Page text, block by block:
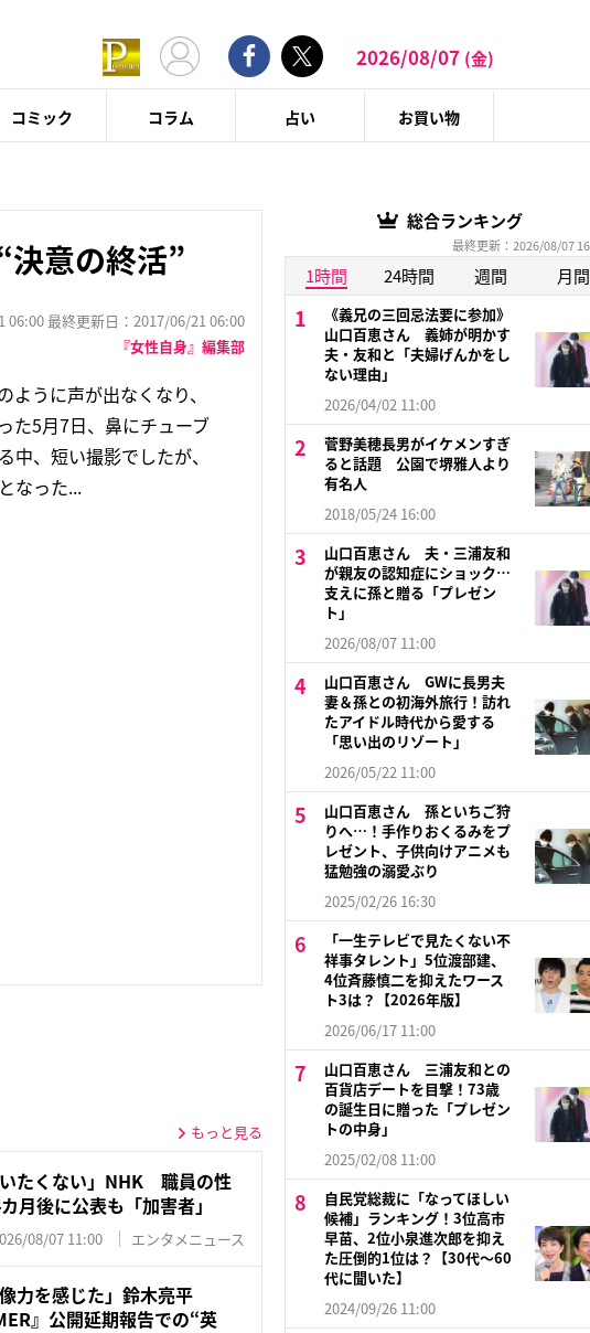
2026/08/07 (金)
コミック コラム 占い お買い物
意の終活”
06:00 最終更新日：2017/06/21 06:00
『女性自身』編集部
うに声が出なくなり、
た5月7日、鼻にチューブ
、短い撮影でしたが、
なった...
もっと見る
いたくない」NHK 職員の性
月後に公表も「加害者」
08/07 11:00 エンタメニュース
像力を感じた」鈴木亮平
』公開延期報告での“英
総合ランキング
最終更新：2026/08/07
1時間 24時間 週間 月間
《義兄の三回忌法要に参加》
山口百恵さん 義姉が明かす
夫・友和と「夫婦げんかをし
ない理由」
2026/04/02 11:00
菅野美穂長男がイケメンすぎ
ると話題 公園で堺雅人より
有名人
2018/05/24 16:00
山口百恵さん 夫・三浦友和
が親友の認知症にショック…
支えに孫と贈る「プレゼン
ト」
2026/08/07 11:00
山口百恵さん GWに長男夫
妻＆孫との初海外旅行！訪れ
たアイドル時代から愛する
「思い出のリゾート」
2026/05/22 11:00
山口百恵さん 孫といちご狩
りへ…！手作りおくるみをプ
レゼント、子供向けアニメも
猛勉強の溺愛ぶり
2025/02/26 16:30
「一生テレビで見たくない不
祥事タレント」5位渡部建、
4位斉藤慎二を抑えたワース
ト3は？【2026年版】
2026/06/17 11:00
山口百恵さん 三浦友和との
百貨店デートを目撃！73歳
の誕生日に贈った「プレゼン
トの中身」
2025/02/08 11:00
自民党総裁に「なってほしい
候補」ランキング！3位高市
早苗、2位小泉進次郎を抑え
た圧倒的1位は？【30代〜60
代に聞いた】
2024/09/26 11:00